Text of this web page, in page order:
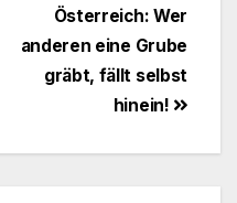
Österreich: Wer
anderen eine Grube
gräbt, fällt selbst
hinein!